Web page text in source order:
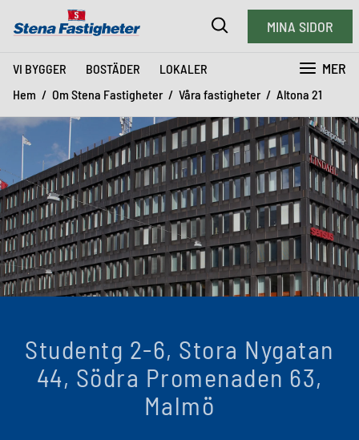
VI BYGGER BOSTÄDER LOKALER MER
MINA SIDOR
Hem Om Stena Fastigheter Våra fastigheter Altona 21
Studentg 2-6, Stora Nygatan
44, Södra Promenaden 63,
Malmö